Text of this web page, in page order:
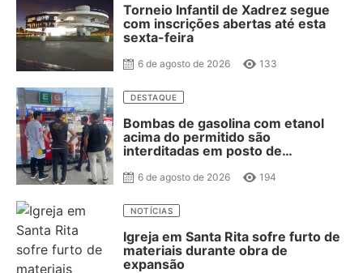
Torneio Infantil de Xadrez segue
com inscrições abertas até esta
sexta-feira
6 de agosto de 2026 133
DESTAQUE
Bombas de gasolina com etanol
acima do permitido são
interditadas em posto de
6 de agosto de 2026 194
NOTÍCIAS
Igreja em Santa Rita sofre furto de
materiais durante obra de
expansão